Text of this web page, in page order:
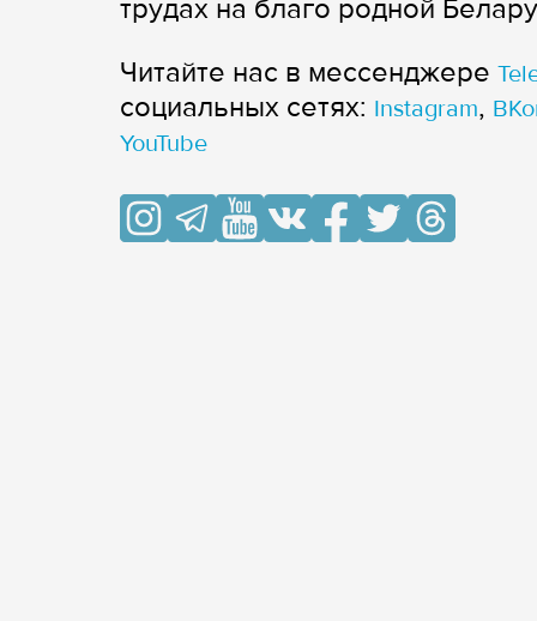
трудах на благо родной
Читайте нас в мессенджере
cоциальных сетях: Instagram,
YouTube